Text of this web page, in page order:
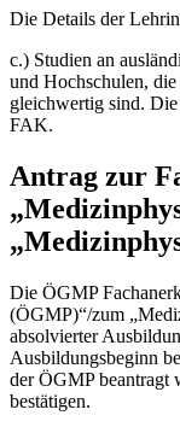
Die Details der
c.) Studien an
und Hochschulen,
gleichwertig sind.
FAK.
Antrag zur
Die ÖGMP
(ÖGMP)“/zum
absolvierter
Ausbildungsbeginn
der ÖGMP beantragt
bestätigen.